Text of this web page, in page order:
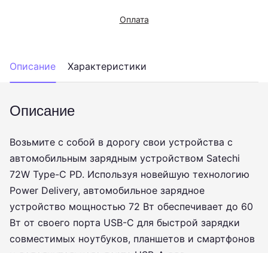
Оплата
Описание Характеристики
Описание
Возьмите с собой в дорогу свои устройства с
автомобильным зарядным устройством Satechi
72W Type-C PD. Используя новейшую технологию
Power Delivery, автомобильное зарядное
устройство мощностью 72 Вт обеспечивает до 60
Вт от своего порта USB-C для быстрой зарядки
совместимых ноутбуков, планшетов и смартфонов